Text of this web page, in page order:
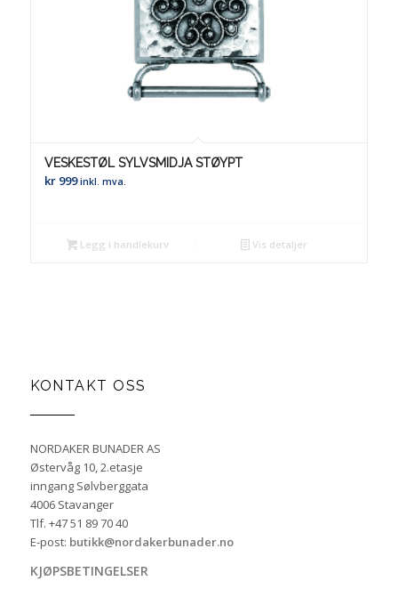
VESKESTØL SYLVSMIDJA STØYPT
kr999 inkl. mva.
Legg i handlekurv Vis detaljer
KONTAKT OSS
NORDAKER BUNADER AS
Østervåg 10, 2.etasje
inngang Sølvberggata
4006 Stavanger
Tlf. +47 51 89 70 40
E-post: butikk@nordakerbunader.no
KJØPSBETINGELSER